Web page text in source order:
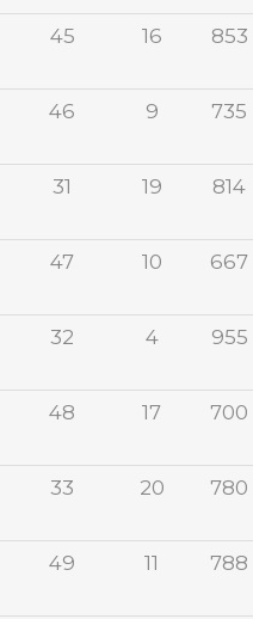
45 16 853
46 9 735
31 19 814
47 10 667
32 4 955
48 17 700
33 20 780
49 11 788